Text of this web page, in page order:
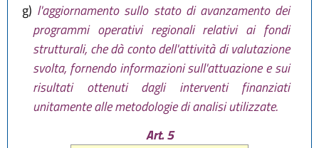
g) l'aggiornamento sullo stato di avanzamento dei
programmi operativi regionali relativi ai fondi
strutturali, che dà conto dell'attività di valutazione
svolta, fornendo informazioni sull'attuazione e sui
risultati ottenuti dagli interventi finanziati
unitamente alle metodologie di analisi utilizzate.
Art. 5